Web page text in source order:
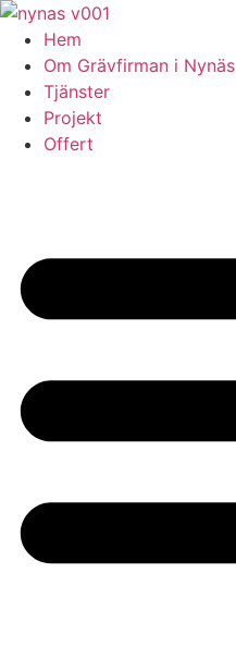
Skip
content
Hem
Om Grävfirman i Nynäs
Tjänster
Projekt
Offert